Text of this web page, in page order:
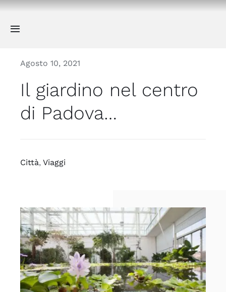
Salta
contenuto
Toggle
Agosto 10, 2021
Il giardino nel centro
di Padova…
Città, Viaggi